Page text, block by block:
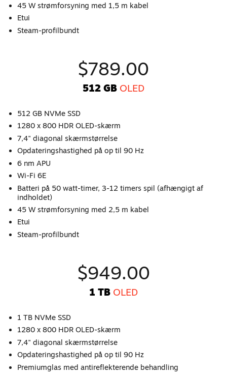
45 W strømforsyning med 1,5 m kabel
Etui
Steam-profilbundt
$789.00
512 GB OLED
512 GB NVMe SSD
1280 x 800 HDR OLED-skærm
7,4" diagonal skærmstørrelse
Opdateringshastighed på op til 90 Hz
6 nm APU
Wi-Fi 6E
Batteri på 50 watt-timer, 3-12 timers spil (afhængigt af
indholdet)
45 W strømforsyning med 2,5 m kabel
Etui
Steam-profilbundt
$949.00
1 TB OLED
1 TB NVMe SSD
1280 x 800 HDR OLED-skærm
7,4" diagonal skærmstørrelse
Opdateringshastighed på op til 90 Hz
Premiumglas med antireflekterende behandling